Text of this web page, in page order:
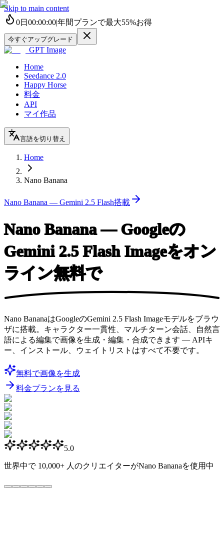
Skip to main content
0日 00:00:00|年間プランで最大55%お得
今すぐアップグレード
GPT Image
Home
Seedance 2.0
Happy Horse
料金
API
マイ作品
言語を切り替え
Home
Nano Banana
Nano Banana — Gemini 2.5 Flash搭載
Nano Banana — Googleの
Gemini 2.5 Flash Imageをオン
ライン無料で
Nano BananaはGoogleのGemini 2.5 Flash Imageモデルをブラウ
ザに搭載。キャラクター一貫性、マルチターン会話、自然言
語による編集で画像を生成・編集・合成できます — APIキ
ー、インストール、ウェイトリストはすべて不要です。
無料で画像を生成
料金プランを見る
5.0
世界中で 10,000+ 人のクリエイターがNano Bananaを使用中